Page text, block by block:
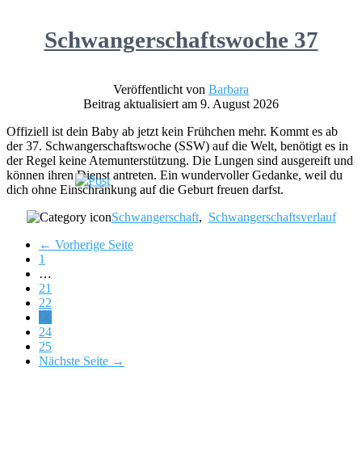
Schwangerschaftswoche 37
Veröffentlicht von Barbara
Beitrag aktualisiert am 9. August 2026
Offiziell ist dein Baby ab jetzt kein Frühchen mehr. Kommt es ab
der 37. Schwangerschaftswoche (SSW) auf die Welt, benötigt es in
der Regel keine Atemunterstützung. Die Lungen sind ausgereift und
können ihren Dienst antreten. Ein wundervoller Gedanke, weil du
dich ohne Einschränkung auf die Geburt freuen darfst.
Schwangerschaft, Schwangerschaftsverlauf
← Vorherige Seite
Page
1
pages
omitted
…
Page
21
Page
22
Page
23
Page
24
Page
25
Nächste Seite →